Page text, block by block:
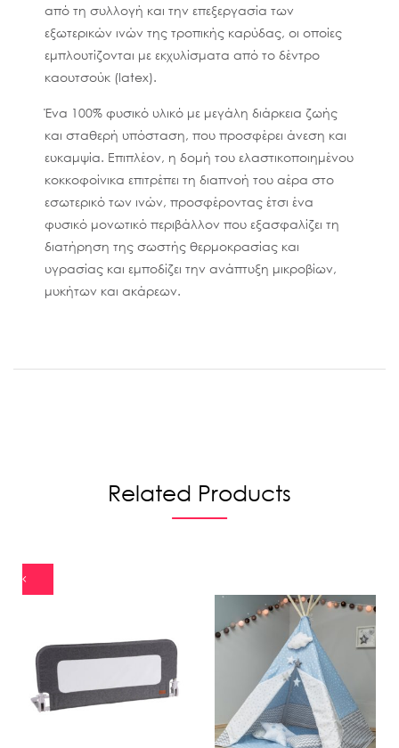
από τη συλλογή και την επεξεργασία των
εξωτερικών ινών της τροπικής καρύδας, οι οποίες
εμπλουτίζονται με εκχυλίσματα από το δέντρο
καουτσούκ (latex).
Ένα 100% φυσικό υλικό με μεγάλη διάρκεια ζωής
και σταθερή υπόσταση, που προσφέρει άνεση και
ευκαμψία. Επιπλέον, η δομή του ελαστικοποιημένου
κοκκοφοίνικα επιτρέπει τη διαπνοή του αέρα στο
εσωτερικό των ινών, προσφέροντας έτσι ένα
φυσικό μονωτικό περιβάλλον που εξασφαλίζει τη
διατήρηση της σωστής θερμοκρασίας και
υγρασίας και εμποδίζει την ανάπτυξη μικροβίων,
μυκήτων και ακάρεων.
Related Products